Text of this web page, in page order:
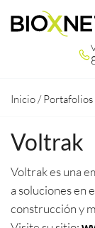
Inicio /Portafolios
Voltrak
Voltrak es una
a soluciones en
construcción y